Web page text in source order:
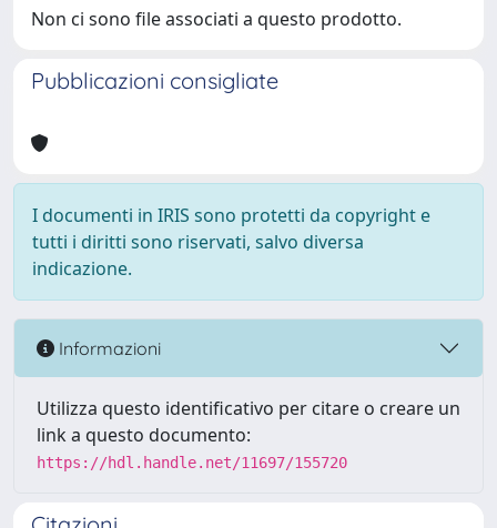
Non ci sono file associati a questo prodotto.
Pubblicazioni consigliate
I documenti in IRIS sono protetti da copyright e
tutti i diritti sono riservati, salvo diversa
indicazione.
Informazioni
Utilizza questo identificativo per citare o creare un
link a questo documento:
https://hdl.handle.net/11697/155720